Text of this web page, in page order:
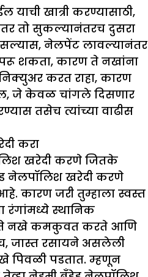
खात्री करण्यासाठी,
तो सुकल्यानंतरच दुसरा
नेलपेंट लावल्यानंतर
शकता, कारण ते नखांना
करत राहा, कारण
जे केवळ चांगले दिसणार
तसेच त्यांच्या वाढीस
करा
खरेदी करणे जितके
नेलपॉलिश खरेदी करणे
कारण जरी तुम्हाला स्वस्त
स्थानिक
ते नखे कमकुवत करते आणि
जास्त रसायने असलेली
पिवळी पडतात. म्हणून